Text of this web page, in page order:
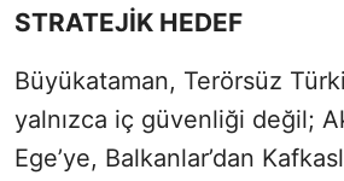
STRATEJİK HEDEF
Büyükataman, Terörsüz
yalnızca iç güvenliği değil;
Ege’ye, Balkanlar’dan